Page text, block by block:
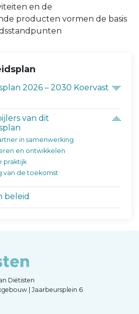
en de
producten vormen de basis
2026 – 2030 Koervast
van dit
in samenwerking
en ontwikkelen
praktijk
van de toekomst
beleid
Diëtisten
| Jaarbeursplein 6